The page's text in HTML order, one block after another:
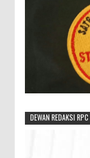
DEWAN REDAKSI RPC